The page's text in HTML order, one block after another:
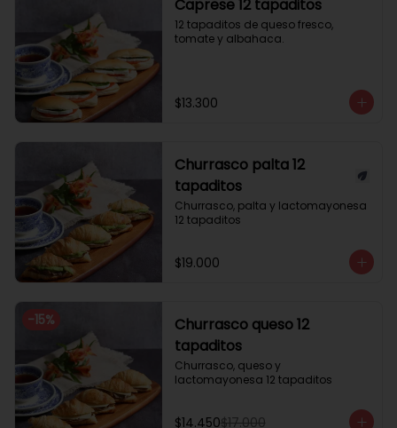
hojas de rúcula
Caprese 12 tapaditos
12 tapaditos de queso fresco,
tomate y albahaca.
$13.300
Churrasco palta 12
tapaditos
Churrasco, palta y lactomayonesa
12 tapaditos
$19.000
-15%
Churrasco queso 12
tapaditos
Churrasco, queso y
lactomayonesa 12 tapaditos
$14.450$17.000